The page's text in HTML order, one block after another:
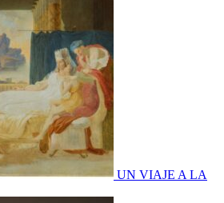
UN VIAJE A LA